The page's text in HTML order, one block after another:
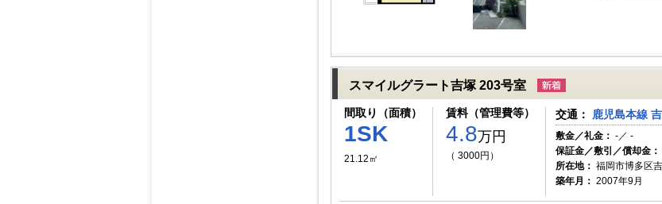
スマイルグラート吉塚 203号室
間取り（面積）
1SK
21.12㎡
賃料（管理費等）
4.8万円
（ 3000円）
交通： 鹿児島本線
敷金／礼金： -／ -
保証金／敷引／償却金：
所在地： 福岡市博多区
築年月： 2007年9月